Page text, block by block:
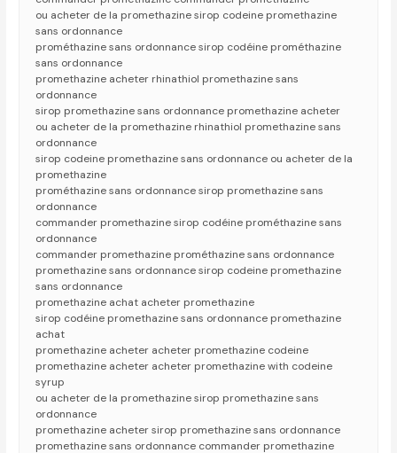
ou acheter de la promethazine sirop codeine promethazine
sans ordonnance
prométhazine sans ordonnance sirop codéine prométhazine
sans ordonnance
promethazine acheter rhinathiol promethazine sans
ordonnance
sirop promethazine sans ordonnance promethazine acheter
ou acheter de la promethazine rhinathiol promethazine sans
ordonnance
sirop codeine promethazine sans ordonnance ou acheter de la
promethazine
prométhazine sans ordonnance sirop promethazine sans
ordonnance
commander promethazine sirop codéine prométhazine sans
ordonnance
commander promethazine prométhazine sans ordonnance
promethazine sans ordonnance sirop codeine promethazine
sans ordonnance
promethazine achat acheter promethazine
sirop codéine promethazine sans ordonnance promethazine
achat
promethazine acheter acheter promethazine codeine
promethazine acheter acheter promethazine with codeine
syrup
ou acheter de la promethazine sirop promethazine sans
ordonnance
promethazine acheter sirop promethazine sans ordonnance
promethazine sans ordonnance commander promethazine